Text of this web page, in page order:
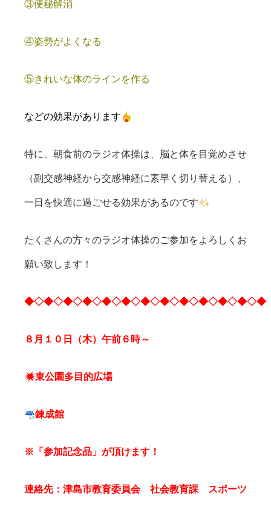
③便秘解消
④姿勢がよくなる
⑤きれいな体のラインを作る
などの効果があります
特に、朝食前のラジオ体操は、脳と体を目覚めさせ
（副交感神経から交感神経に素早く切り替える）、
一日を快適に過ごせる効果があるのです
たくさんの方々のラジオ体操のご参加をよろしくお
願い致します！
◆◇◆◇◆◇◆◇◆◇◆◇◆◇◆◇◆◇◆◇◆◇◆◇◆
８月１０日（木）午前６時～
東公園多目的広場
錬成館
※「参加記念品」が頂けます！
連絡先：津島市教育委員会 社会教育課 スポーツ